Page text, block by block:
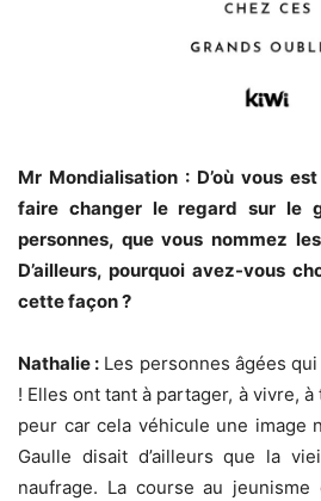
Mr Mondialisation : D’où vous
faire changer le regard sur le
personnes, que vous nommez
D’ailleurs, pourquoi avez-vous
cette façon ?
Nathalie : Les personnes âgées
! Elles ont tant à partager, à vivre,
peur car cela véhicule une image
Gaulle disait d’ailleurs que la
naufrage. La course au